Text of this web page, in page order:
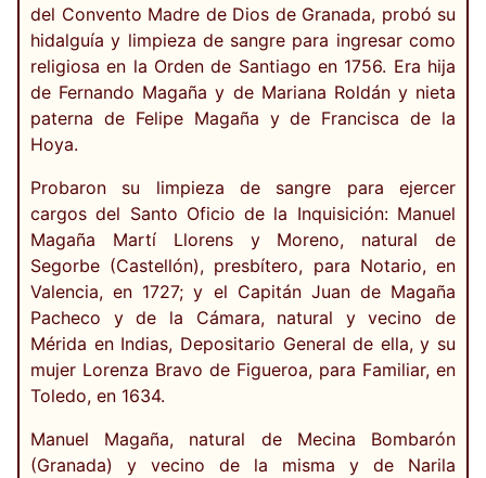
del Convento Madre de Dios de Granada, probó su
hidalguía y limpieza de sangre para ingresar como
religiosa en la Orden de Santiago en 1756. Era hija
de Fernando Magaña y de Mariana Roldán y nieta
paterna de Felipe Magaña y de Francisca de la
Hoya.
Probaron su limpieza de sangre para ejercer
cargos del Santo Oficio de la Inquisición: Manuel
Magaña Martí Llorens y Moreno, natural de
Segorbe (Castellón), presbítero, para Notario, en
Valencia, en 1727; y el Capitán Juan de Magaña
Pacheco y de la Cámara, natural y vecino de
Mérida en Indias, Depositario General de ella, y su
mujer Lorenza Bravo de Figueroa, para Familiar, en
Toledo, en 1634.
Manuel Magaña, natural de Mecina Bombarón
(Granada) y vecino de la misma y de Narila